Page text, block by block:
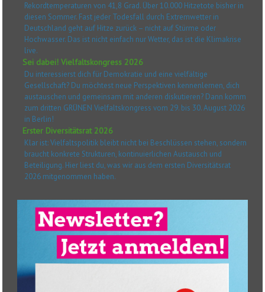
Rekordtemperaturen von 41,8 Grad. Über 10.000 Hitzetote bisher in
diesen Sommer. Fast jeder Todesfall durch Extremwetter in
Deutschland geht auf Hitze zurück – nicht auf Stürme oder
Hochwasser. Das ist nicht einfach nur Wetter, das ist die Klimakrise
live.
Sei dabei! Vielfaltskongress 2026
Du interessierst dich für Demokratie und eine vielfältige
Gesellschaft? Du möchtest neue Perspektiven kennenlernen, dich
austauschen und gemeinsam mit anderen diskutieren? Dann komm
zum dritten GRÜNEN Vielfaltskongress vom 29. bis 30. August 2026
in Berlin!
Erster Diversitätsrat 2026
Klar ist: Vielfaltspolitik bleibt nicht bei Beschlüssen stehen, sondern
braucht konkrete Strukturen, kontinuierlichen Austausch und
Beteiligung. Hier liest du, was wir aus dem ersten Diversitätsrat
2026 mitgenommen haben.